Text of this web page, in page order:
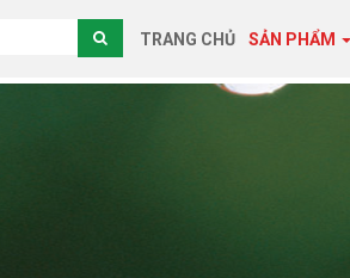
TRANG CHỦ SẢN PHẨM